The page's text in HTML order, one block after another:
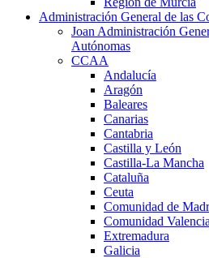
Administración General de las
Joan Administración
Autónomas
CCAA
Andalucía
Aragón
Baleares
Canarias
Cantabria
Castilla y León
Castilla-La Mancha
Cataluña
Ceuta
Comunidad de
Comunidad
Extremadura
Galicia